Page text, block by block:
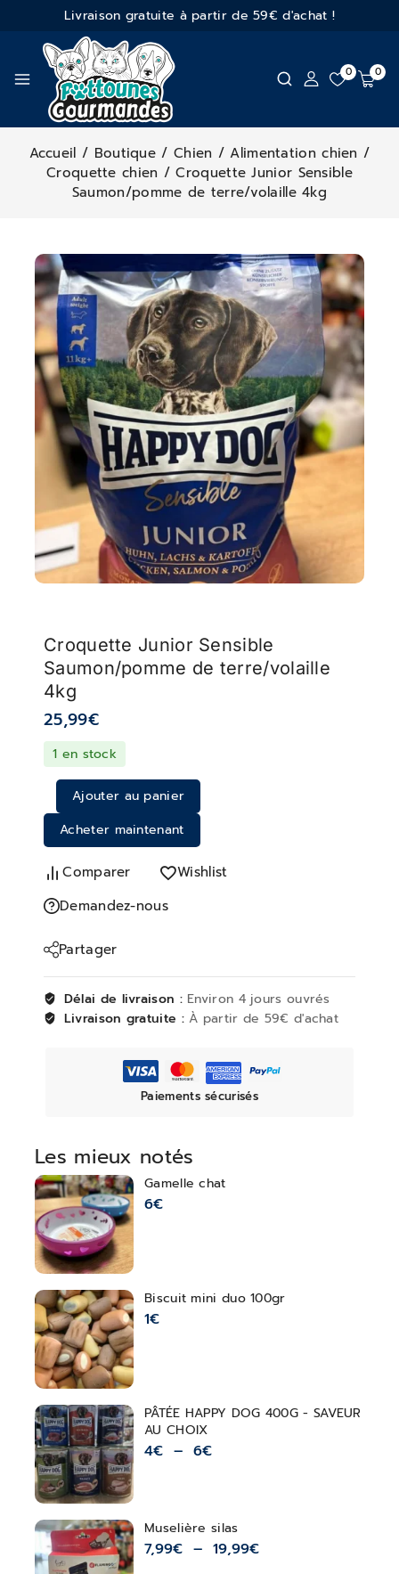
Livraison gratuite à partir de 59€ d'achat !
0 0
Accueil / Boutique / Chien / Alimentation chien /
Croquette chien / Croquette Junior Sensible
Saumon/pomme de terre/volaille 4kg
Les mieux notés
Gamelle chat
6€
Biscuit mini duo 100gr
1€
PÂTÉE HAPPY DOG 400G - SAVEUR
AU CHOIX
4€ – 6€
Muselière silas
7,99€ – 19,99€
Croquette Junior Sensible
Saumon/pomme de terre/volaille
4kg
25,99€
1 en stock
Ajouter au panier
Acheter maintenant
Comparer
Wishlist
Demandez-nous
Partager
Délai de livraison : Environ 4 jours ouvrés
Livraison gratuite :À partir de 59€ d'achat
Paiements sécurisés